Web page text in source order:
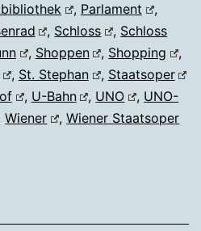
, Parlament
,
, Schloss , Schloss
, Shoppen , Shopping
,
, St. Stephan , Staatsoper
, U-Bahn , UNO , UNO-
Wiener ,Wiener Staatsoper